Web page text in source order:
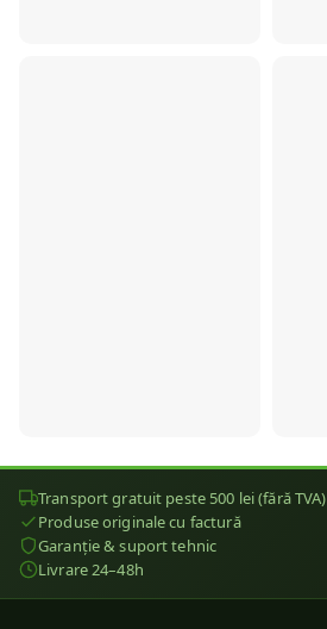
Transport gratuit peste 500 lei (fără TVA)
Produse originale cu factură
Garanție & suport tehnic
Livrare 24–48h